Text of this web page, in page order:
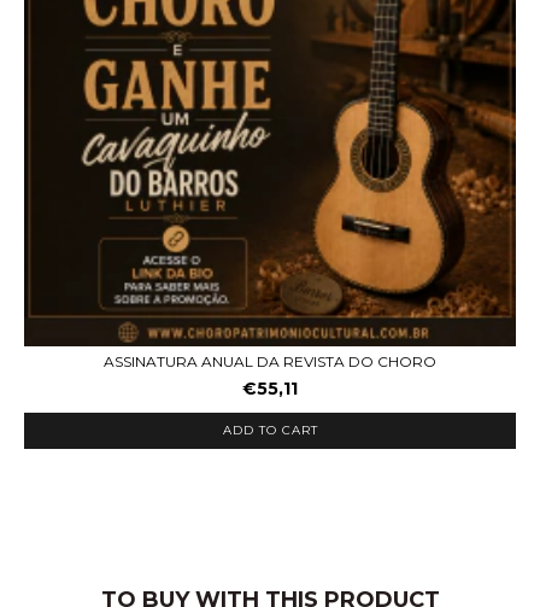
ASSINATURA ANUAL DA REVISTA DO CHORO
€55,11
ADD TO CART
TO BUY WITH THIS PRODUCT